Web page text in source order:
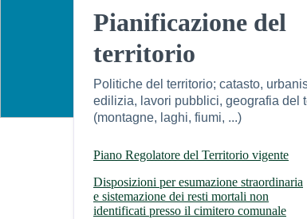
Pianificazione del
territorio
Politiche del territorio; catasto,
edilizia, lavori pubblici, geografia del
(montagne, laghi, fiumi, ...)
Piano Regolatore del Territorio vigente
Disposizioni per esumazione straordinaria
e sistemazione dei resti mortali non
identificati presso il cimitero comunale